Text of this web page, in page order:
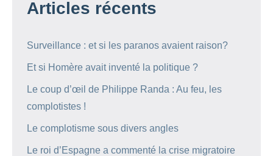
Articles récents
Surveillance : et si les paranos avaient raison?
Et si Homère avait inventé la politique ?
Le coup d’œil de Philippe Randa : Au feu, les
complotistes !
Le complotisme sous divers angles
Le roi d’Espagne a commenté la crise migratoire